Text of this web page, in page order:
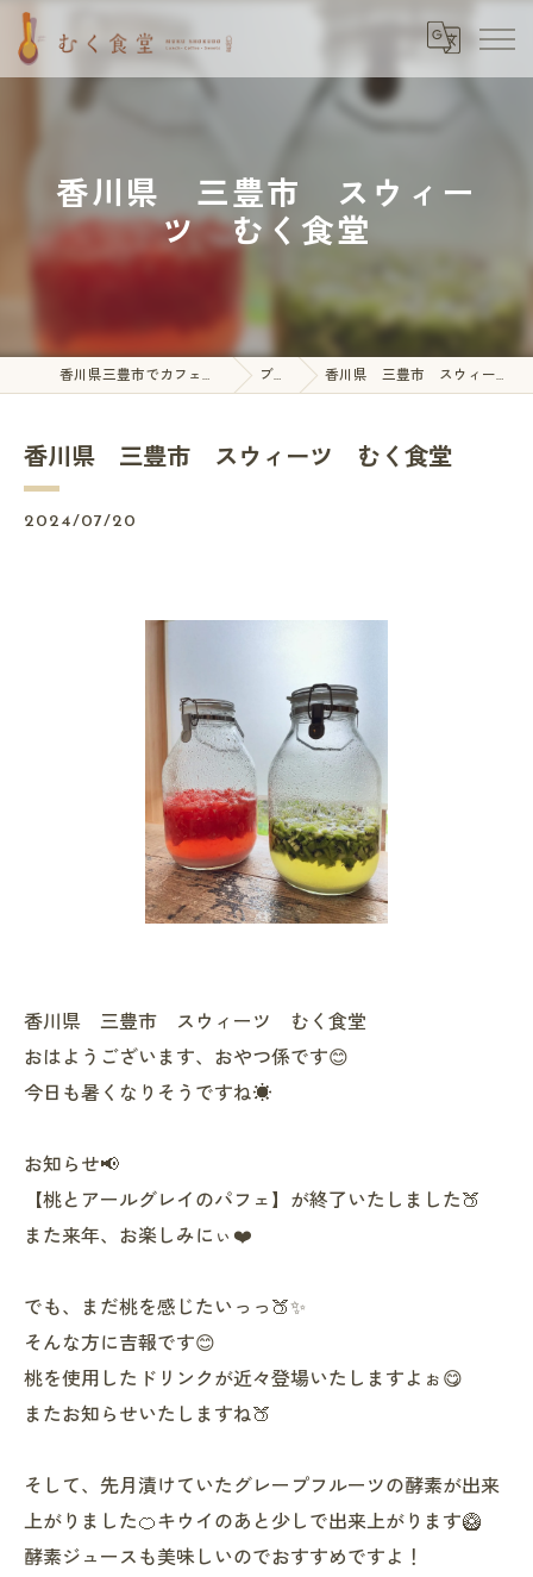
香川県 三豊市 スウィー
ツ むく食堂
香川県三豊市でカフェならむく食堂 ブログ 香川県 三豊市 スウィーツ むく食堂
香川県 三豊市 スウィーツ むく食堂
2024/07/20
香川県 三豊市 スウィーツ むく食堂
おはようございます、おやつ係です😊
今日も暑くなりそうですね☀️
お知らせ📢
【桃とアールグレイのパフェ】が終了いたしました🍑
また来年、お楽しみにぃ❤️
でも、まだ桃を感じたいっっ🍑✨
そんな方に吉報です😊
桃を使用したドリンクが近々登場いたしますよぉ😋
またお知らせいたしますね🍑
そして、先月漬けていたグレープフルーツの酵素が出来
上がりました🍊キウイのあと少しで出来上がります🥝
酵素ジュースも美味しいのでおすすめですよ！